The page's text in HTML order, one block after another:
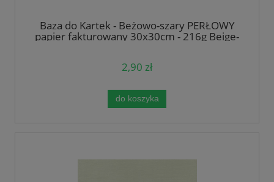
Baza do Kartek - Beżowo-szary PERŁOWY
papier fakturowany 30x30cm - 216g Beige-
2,90 zł
do koszyka